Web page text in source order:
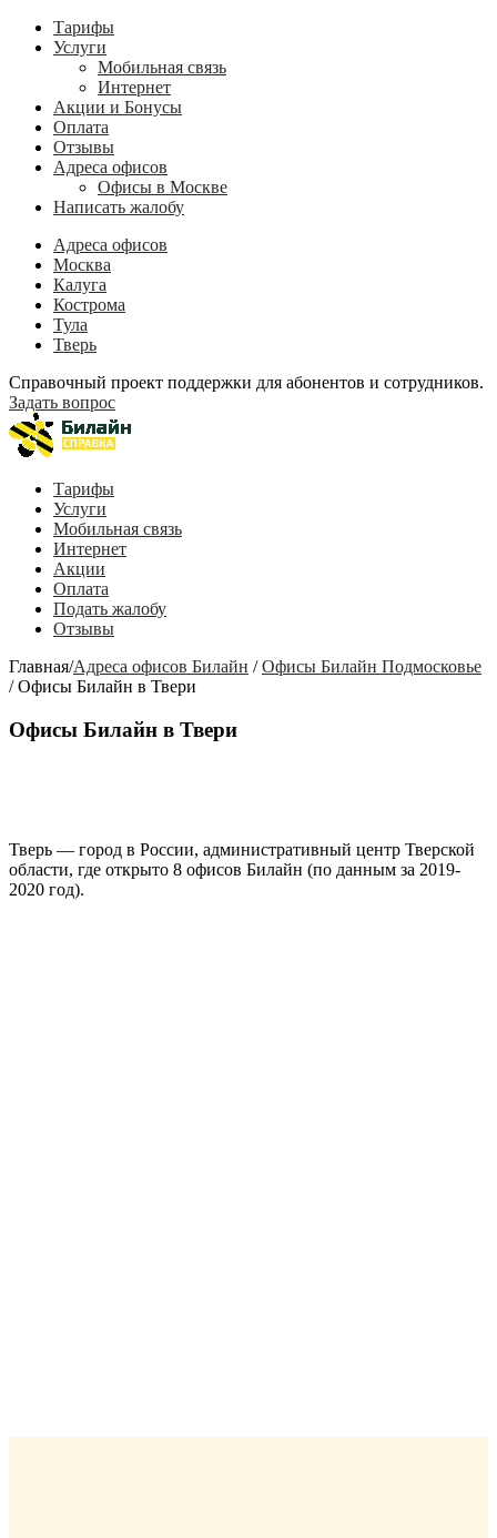
Тарифы
Услуги
Мобильная связь
Интернет
Акции и Бонусы
Оплата
Отзывы
Адреса офисов
Офисы в Москве
Написать жалобу
Адреса офисов
Москва
Калуга
Кострома
Тула
Тверь
Справочный проект поддержки для абонентов и сотрудников.
Задать вопрос
Тарифы
Услуги
Мобильная связь
Интернет
Акции
Оплата
Подать жалобу
Отзывы
Главная/Адреса офисов Билайн / Офисы Билайн Подмосковье
/Офисы Билайн в Твери
Офисы Билайн в Твери
Тверь — город в России, административный центр Тверской
области, где открыто 8 офисов Билайн (по данным за 2019-
2020 год).